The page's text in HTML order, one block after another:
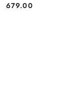
Cena:
679.00